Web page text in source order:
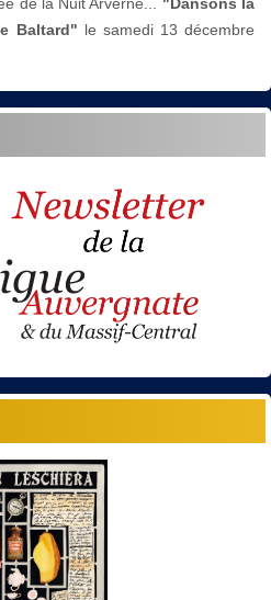
Baltard" le samedi 13 décembre